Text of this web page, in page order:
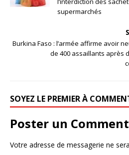
supermarchés
Burkina Faso : l’armée affirme avoir
de 400 assaillants après
SOYEZ LE PREMIER À
Poster un
Votre adresse de messagerie ne